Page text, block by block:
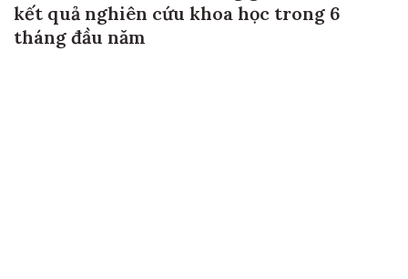
kết quả nghiên cứu khoa học trong 6
tháng đầu năm